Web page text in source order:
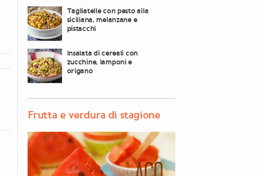
Tagliatelle con pesto alla
siciliana, melanzane e
pistacchi
Insalata di cereali con
zucchine, lamponi e
origano
Frutta e verdura di stagione